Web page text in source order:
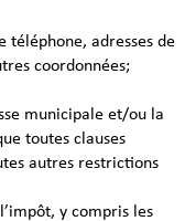
téléphone, adresses de
coordonnées;
municipale et/ou la
toutes clauses
autres restrictions
y compris les